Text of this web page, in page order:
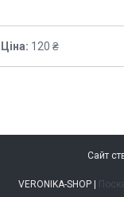
Ціна: 120 ₴
Сайт